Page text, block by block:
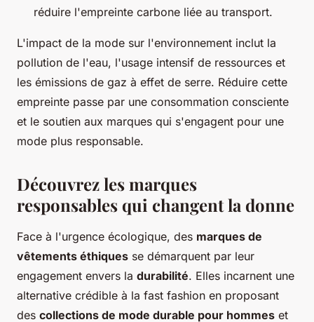
réduire l'empreinte carbone liée au transport.
L'impact de la mode sur l'environnement inclut la
pollution de l'eau, l'usage intensif de ressources et
les émissions de gaz à effet de serre. Réduire cette
empreinte passe par une consommation consciente
et le soutien aux marques qui s'engagent pour une
mode plus responsable.
Découvrez les marques
responsables qui changent la donne
Face à l'urgence écologique, des marques de
vêtements éthiques se démarquent par leur
engagement envers la durabilité. Elles incarnent une
alternative crédible à la fast fashion en proposant
des collections de mode durable pour hommes et